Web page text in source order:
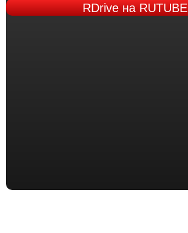
RDriveна RUTUBE